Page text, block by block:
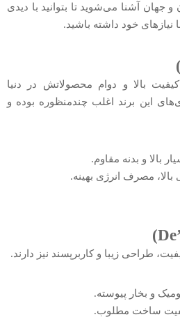
جهان آشنا می‌شوید تا بتوانید با دیدی
نیازهای خود داشته باشید.
بالا و دوام محصولاتش در دنیا
این برند اغلب چندمنظوره بوده و
بالا و بدنه مقاوم.
بالا، مصرف انرژی بهینه.
طراحی زیبا و کاربرپسند نیز دارند.
و بخار پیوسته.
ساخت مطلوب.